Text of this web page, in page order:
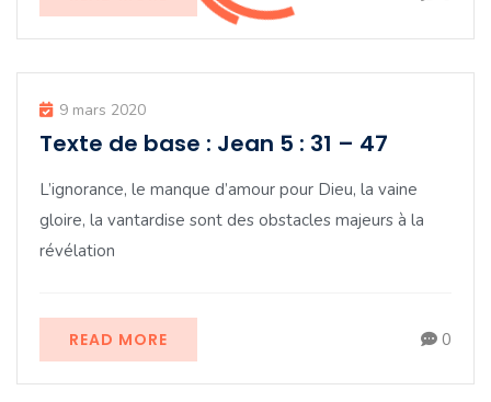
9 mars 2020
Texte de base : Jean 5 : 31 – 47
L’ignorance, le manque d’amour pour Dieu, la vaine
gloire, la vantardise sont des obstacles majeurs à la
révélation
READ MORE 0